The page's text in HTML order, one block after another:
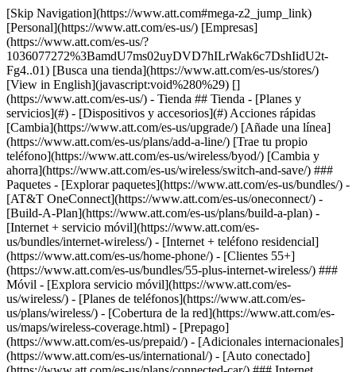
[Skip Navigation](https://www.att.com#mega-z2_jump_link) [Personal](https://www.att.com/es-us/) [Empresas](https://www.att.com/es-us/?1036077272%3BamdU7ms02uyDVD7hILrWak6c7DshIidU2t-Fg4..01) [Busca una tienda](https://www.att.com/es-us/stores/) [View in English](javascript:void%280%29) [](https://www.att.com/es-us/) - Tienda ## Tienda - [Planes y servicios](#) - [Dispositivos y accesorios](#) Acciones rápidas [Cambia](https://www.att.com/es-us/upgrade/) [Añade una línea](https://www.att.com/es-us/plans/add-a-line/) [Trae tu propio teléfono](https://www.att.com/es-us/wireless/byod/) [Cambia y ahorra](https://www.att.com/es-us/wireless/switch-and-save/) ### Paquetes - [Explorar paquetes](https://www.att.com/es-us/bundles/) - [AT&T OneConnect](https://www.att.com/es-us/oneconnect/) - [Build-A-Plan](https://www.att.com/es-us/plans/build-a-plan) - [Internet + servicio móvil](https://www.att.com/es-us/bundles/internet-wireless/) - [Internet + teléfono residencial](https://www.att.com/es-us/home-phone/) - [Clientes 55+](https://www.att.com/es-us/bundles/55-plus-internet-wireless/) ### Móvil - [Explora servicio móvil](https://www.att.com/es-us/wireless/) - [Planes de teléfonos](https://www.att.com/es-us/plans/wireless/) - [Cobertura de la red](https://www.att.com/es-us/maps/wireless-coverage.html) - [Prepago](https://www.att.com/es-us/prepaid/) - [Adicionales internacionales](https://www.att.com/es-us/international/) - [Auto conectado](https://www.att.com/es-us/plans/connected-car/) ### Internet residencial - [Explora internet residencial](https://www.att.com/es-us/internet/) - [Ve la disponibilidad](https://www.att.com/es-us/buy/internet/plans/) - [AT&T Fiber](https://www.att.com/es-us/internet/fiber/) - [AT&T Internet Air](https://www.att.com/es-us/internet/internet-air/) - [Teléfono residencial](https://www.att.com/es-us/home-phone/services/) [__Ahorra a lo grande en todo__ __regreso a clases__ \ Ver ofertas](https://www.att.com/es-us/deals/back-to-school/) Últimas novedades [Samsung Galaxy Z Fold8](https://www.att.com/es-us/buy/phones/samsung-galaxy-z-fold8.html) [iPhone 17 Pro](https://www.att.com/es-us/buy/phones/apple-iphone-17-pro.html) [AirPods Pro 3](https://www.att.com/es-us/buy/accessories/Headphones/apple-airpods-pro-3.html) [Google Pixel 10 Pro](https://www.att.com/es-us/buy/phones/google-pixel-10-pro.html) ### Dispositivos - [Teléfonos](https://www.att.com/es-us/buy/phones/) - [Teléfonos prepagados](https://www.att.com/es-us/buy/prepaid-phones/) - [Tablets](https://www.att.com/es-us/buy/tablets/) - [Relojes inteligentes](https://www.att.com/es-us/buy/wearables/) - [Usado certificado de AT&T](https://www.att.com/es-us/buy/phones/browse/att-certified-preowned) ### Accesorios - [Ver todos los accesorios](https://www.att.com/es-us/accessories/) - [Estuches](https://www.att.com/es-us/buy/accessories/browse/cases/) - [Cargadores](https://www.att.com/es-us/buy/accessories/browse/chargers/) - [Protector para pantalla](https://www.att.com/es-us/buy/accessories/browse/screen-protectors/) - [Audífonos](https://www.att.com/es-us/buy/accessories/browse/headphones/) ### Brands - [Apple](https://www.att.com/es-us/buy/phones/browse/apple/) - [Samsung](https://www.att.com/es-us/buy/phones/browse/samsung/) - [Motorola](https://www.att.com/es-us/buy/phones/browse/motorola/) - [Google](https://www.att.com/es-us/buy/phones/browse/google/) - [Meta](https://www.att.com/es-us/buy/accessories/browse/all/meta/) [__Obtén el nuevo Samsung Galaxy Z Fold8 por $0 con intercambio elegible__ \ Reserva](https://www.att.com/es-us/buy/phones/samsung-galaxy-z-fold8.html) - Ofertas ## Ofertas - [Nuevos y destacados](#) - [Descuentos para clientes](#) Destacados [Ve todas las ofertas](https://www.att.com/es-us/deals/) [Ofertas de servicio móvil](https://www.att.com/es-us/deals/cell-phone-deals/) [Ofertas de internet](https://www.att.com/es-us/deals/internet/) [Ofertas de intercambio](https://www.att.com/es-us/buy/phones/browse/tradeinoffer/) [Sin ofertas de intercambio](https://www.att.com/es-us/buy/phones/browse/nontradeinoffer/) ### Ofertas de tendencia - [Samsung Galaxy](https://www.att.com/es-us/buy/phones/browse/samsung_hasdeals_value_nontradeinoffer_tradeinoffer/) - [Apple iPhone](https://www.att.com/es-us/buy/phones/browse/apple_hasdeals_value_nontradeinoffer_tradeinoffer/) - [Menos de $50](https://www.att.com/es-us/buy/accessories/browse/all/price-range-25-50_price-range-5-25_5-and-under/) - [Ofertas de regreso a clases](https://www.att.com/es-us/deals/back-to-school/) ### Ofertas de dispositivos y accesorios - [Teléfonos](https://www.att.com/es-us/buy/phones/browse/hasdeals_value_nontradeinoffer_tradeinoffer/) - [Teléfonos prepagados](https://www.att.com/es-us/buy/prepaid-phones/browse/hasdeals/) - [Tablets](https://www.att.com/es-us/buy/tablets/browse/hasdeals_nontradeinoffer/) - [Relojes inteligentes](https://www.att.com/es-us/buy/wearables/browse/hasdeals_nontradeinoffer/) - [Ofertas de accesorios](https://www.att.com/es-us/buy/accessories/browse/all/deals/) ### Suscripciones - [AT&T OneConnect](https://www.att.com/es-us/oneconnect/) [__Cámbiate a AT&T y averigua cómo obtener hasta $800 por línea para terminar tu contrato__ \ Compra ahora](https://www.att.com/es-us/buy/phones/) ### Descuentos por ocupación - [Empleados de empresas](https://www.att.com/es-us/verification/signaturehub/#employment) - [Militares y veteranos](https://www.att.com/es-us/offers/discount-program/military-discount/) - [Maestros](https://www.att.com/es-us/offers/discount-program/teacher/) - [Enfermeros y médicos](https://www.att.com/es-us/verification/signaturehub/#medical) - [Personal de emergencias activo](https://www.att.com/es-us/firstnetandfamily/) ### Descuentos por afiliación - [Clientes 55+](https://www.att.com/es-us/verification/signaturehub/#age) - [Personal retirado del servicio de emergencia](https://www.att.com/es-us/offers/discount-program/retired-responders/) - [Trabajadores de sindicatos](https://www.att.com/es-us/offers/discount-program/union-discount/) - [Estudiantes](https://www.att.com/es-us/verification/signaturehub/#student) ### Ahorros para socios - [Descuento con tarjeta de crédito](https://www.att.com/es-us/?1036077272%3BamdU7ms02uyDVD7hIidU2t-FgOyvGkzT7uyJVm497PywgLdW2iYTVis9IZcUaO3.z1) - [Beneficios y más](https://andmorebenefits.att.com/root-discovery) [__Maestros: ahorra hasta $150 por línea y hasta un 20% en planes__ \ Obtén detalles](https://www.att.com/es-us/offers/discount-program/teacher/) - La diferencia de AT&T ## La diferencia de AT&T - [Nuestra ventaja competitiva](#) ### ¿Por qué elegirnos? - [Garantía AT&T](https://www.att.com/es-us/why-att/guarantee/) - [Por qué AT&T](https://www.att.com/es-us/why-att/) - [AT&T vs. T-Mobile y Verizon](https://www.att.com/es-us/wireless/switch-and-save/#compare-us) - [AT&T Fiber vs. Spectrum y Xfinity](https://www.att.com/es-us/internet/fiber/#compare-us) - [Prueba AT&T gratis](https://www.att.com/es-us/wireless/free-trial/) - [Cambia y ahorra](https://www.att.com/es-us/wireless/switch-and-save/) ### Cobertura excepcional - [Mapa de cobertura 5G](https://www.att.com/es-us/maps/wireless-coverage.html) - [Mapa de cobertura de fibra óptica](https://www.att.com/es-us/internet/fiber/coverage-map/) [__La mejor garantía de Estados Unidos__ \ Obtén detalles](https://www.att.com/es-us/why-att/guarantee/) - Ayuda ## Ayuda - [Factura y cuenta](#) - [Móvil](#) - [Internet](#) Acciones rápidas [Ve toda la ayuda](https://www.att.com/es-us/support/) [Ver mi cuenta](https://www.att.com/es-us/acctmgmt/overview) [Centro de pagos](https://www.att.com/es-us/acctmgmt/mypaymentcenter) [Centro de facturación](https://www.att.com/es-us/acctmgmt/billing/mybillingcenter) ### Factura y pagos - [Comprende tu factura](https://www.att.com/es-us/support/my-account/understand-your-bill/) - [Averigua por qué tu factura cambió](https://www.att.com/es-us/support/article/my-account/KM1051879/) - [Configura y administra AutoPay](https://www.att.com/es-us/acctmgmt/mypaymentcenter?intent=MANAGEAUTOPAY) - [Ve las cuotas de los dispositivos](https://www.att.com/es-us/acctmgmt/payment/installmentplandetails) - [Pagar sin iniciar sesión](https://www.att.com/es-us/acctmgmt/fastpmt/fastpay) ### Cuenta - [Cambiar o restablecer contraseña](https://www.att.com/es-us/support/article/my-account/KM1008941/) - [Añade o elimina cuentas](https://www.att.com/es-us/support/article/my-account/KM1008925/) - [Traslada el servicio de internet](https://www.att.com/es-us/help/moving/) - [Ve tus pedidos y reclamaciones](https://www.att.com/es-us/orders/history) - [Más ayuda con la cuenta](https://www.att.com/es-us/support/my-account/) [__La mejor garantía de Estados Unidos__ \ Obtén detalles](https://www.att.com/es-us/why-att/guarantee/) Acciones rápidas [Administrar mi servicio móvil](https://www.att.com/es-us/acctmgmt/mywireless) [Rastrear mi pedido](https://www.att.com/es-us/orders/history) [Añade AT&T International Day Pass](https://www.att.com/es-us/acctmgmt/signin?intent=DEEPLINK&soc=IRRLHDF&level=CAT&source=ILC242589969&wtExtndSource=Megamenu) ### Mi dispositivo - [Verificar mi uso](https://www.att.com/es-us/acctmgmt/usage/mysummary) - [Administra complementos](https://www.att.com/es-us/acctmgmt/wireless/manage-addon) - [Cambiar mi plan](https://www.att.com/es-us/acctmgmt/mywireless/manageplan/) - [Añade una línea](https://www.att.com/es-us/buy/postpaid/?wlsfi=AL) - [Consultar los requisitos de cambio](https://www.att.com/es-us/buy/postpaid/?wlsfi=up) - [Activa un dispositivo móvil](https://www.att.com/es-us/